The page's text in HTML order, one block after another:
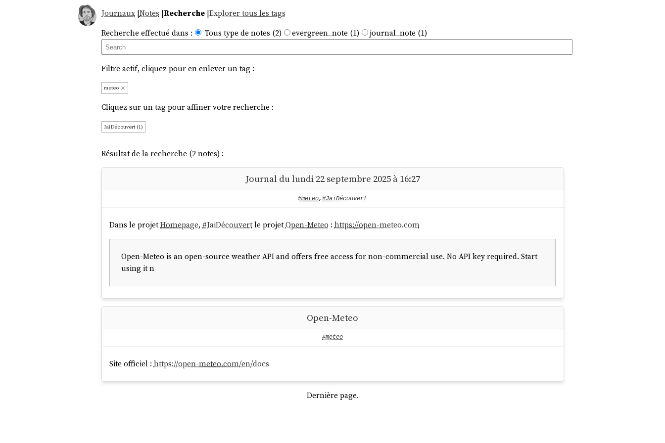
Journaux|Notes |Recherche|Explorer tous les tags
Recherche effectué dans :
Tous type de notes (2) evergreen_note (1) journal_note (1)
Filtre actif, cliquez pour en enlever un tag :
meteo
Cliquez sur un tag pour affiner votre recherche :
JaiDécouvert (1)
Résultat de la recherche (2 notes) :
Journal du lundi 22 septembre 2025 à 16:27
#meteo, #JaiDécouvert
Dans le projetHomepage,#JaiDécouvertle projetOpen-Meteo :https://open-meteo.com
Open-Meteo is an open-source weather API and offers free access for non-commercial use. No API key required. Start
using it n
Open-Meteo
#meteo
Site officiel :https://open-meteo.com/en/docs
Dernière page.